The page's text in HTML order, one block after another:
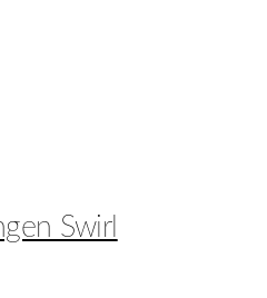
Swirl